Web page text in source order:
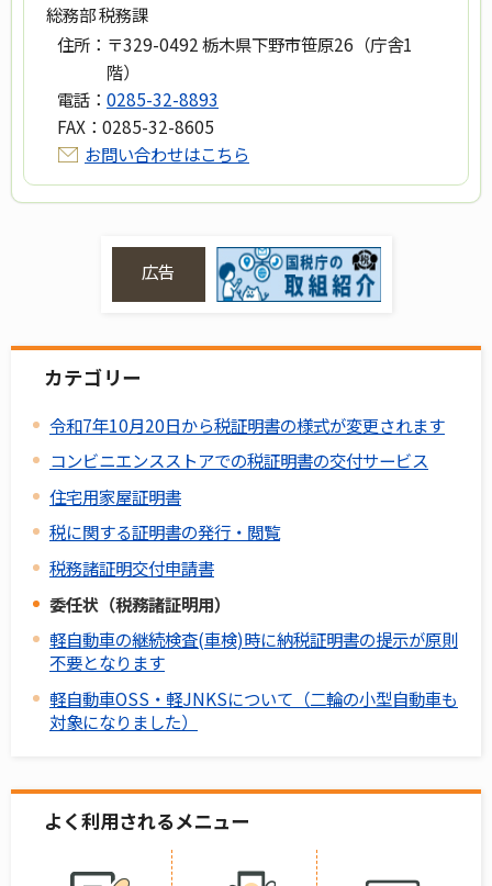
総務部 税務課
住所： 〒329-0492 栃木県下野市笹原26（庁舎1
階）
電話： 0285-32-8893
FAX： 0285-32-8605
お問い合わせはこちら
広告
カテゴリー
令和7年10月20日から税証明書の様式が変更されます
コンビニエンスストアでの税証明書の交付サービス
住宅用家屋証明書
税に関する証明書の発行・閲覧
税務諸証明交付申請書
委任状（税務諸証明用）
軽自動車の継続検査(車検)時に納税証明書の提示が原則
不要となります
軽自動車OSS・軽JNKSについて（二輪の小型自動車も
対象になりました）
よく利用されるメニュー